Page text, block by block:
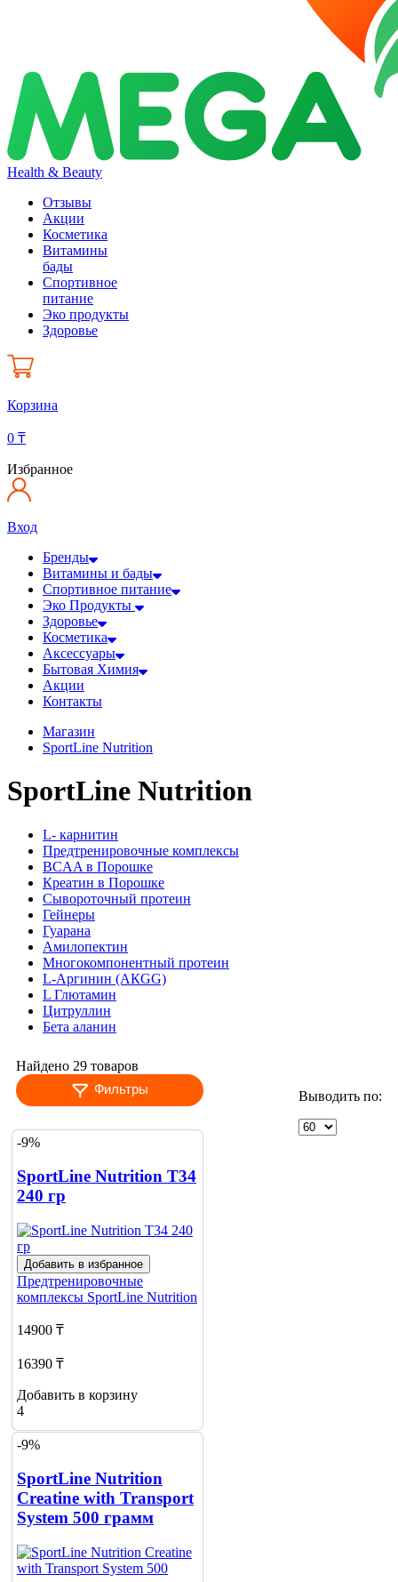
Health & Beauty
Отзывы
Акции
Косметика
Витамины
бады
Спортивное
питание
Эко продукты
Здоровье
Корзина
0 ₸
Избранное
Вход
Бренды
Витамины и бады
Спортивное питание
Эко Продукты
Здоровье
Косметика
Аксессуары
Бытовая Химия
Акции
Контакты
Магазин
SportLine Nutrition
SportLine Nutrition
L- карнитин
Предтренировочные комплексы
BCAA в Порошке
Креатин в Порошке
Сывороточный протеин
Гейнеры
Гуарана
Амилопектин
Многокомпонентный протеин
L-Аргинин (АКGG)
L Глютамин
Цитруллин
Бета аланин
Найдено 29 товаров
Фильтры
Выводить по:
-9%
SportLine Nutrition T34
240 гр
Добавить в избранное
Предтренировочные
комплексы SportLine Nutrition
14900 ₸
16390 ₸
Добавить в корзину
4
-9%
SportLine Nutrition
Creatine with Transport
System 500 грамм